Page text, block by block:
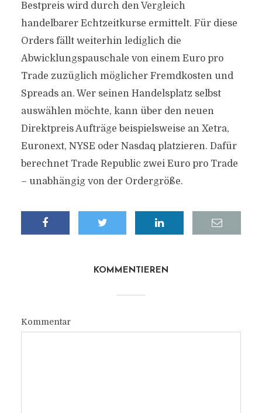
Bestpreis wird durch den Vergleich
handelbarer Echtzeitkurse ermittelt. Für diese
Orders fällt weiterhin lediglich die
Abwicklungspauschale von einem Euro pro
Trade zuzüglich möglicher Fremdkosten und
Spreads an. Wer seinen Handelsplatz selbst
auswählen möchte, kann über den neuen
Direktpreis Aufträge beispielsweise an Xetra,
Euronext, NYSE oder Nasdaq platzieren. Dafür
berechnet Trade Republic zwei Euro pro Trade
– unabhängig von der Ordergröße.
KOMMENTIEREN
Kommentar